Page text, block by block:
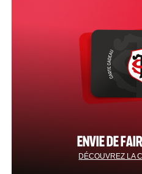
ENVIE DE
DÉCOUVREZ LA